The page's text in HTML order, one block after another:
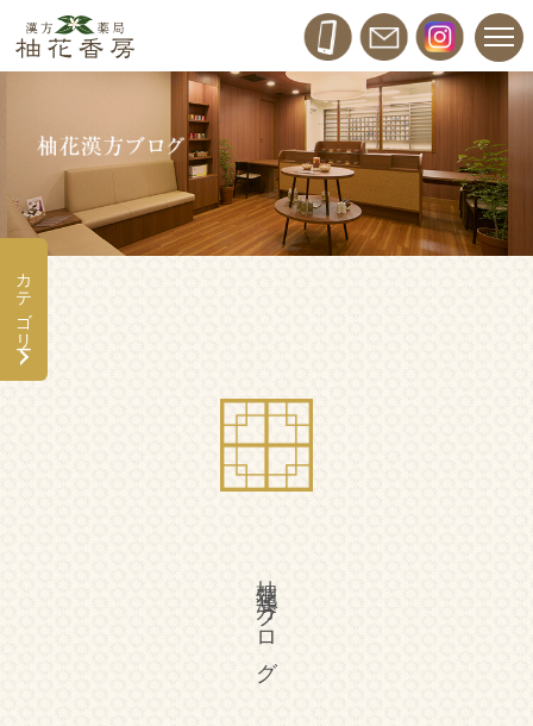
柚花漢方ブログ
カテゴリー